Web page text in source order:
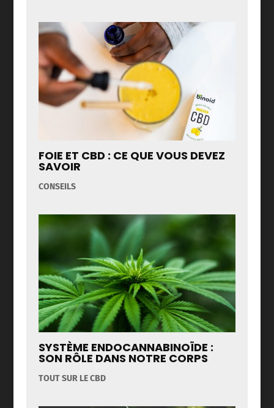
FOIE ET CBD : CE QUE VOUS DEVEZ
SAVOIR
CONSEILS
SYSTÈME ENDOCANNABINOÏDE :
SON RÔLE DANS NOTRE CORPS
TOUT SUR LE CBD